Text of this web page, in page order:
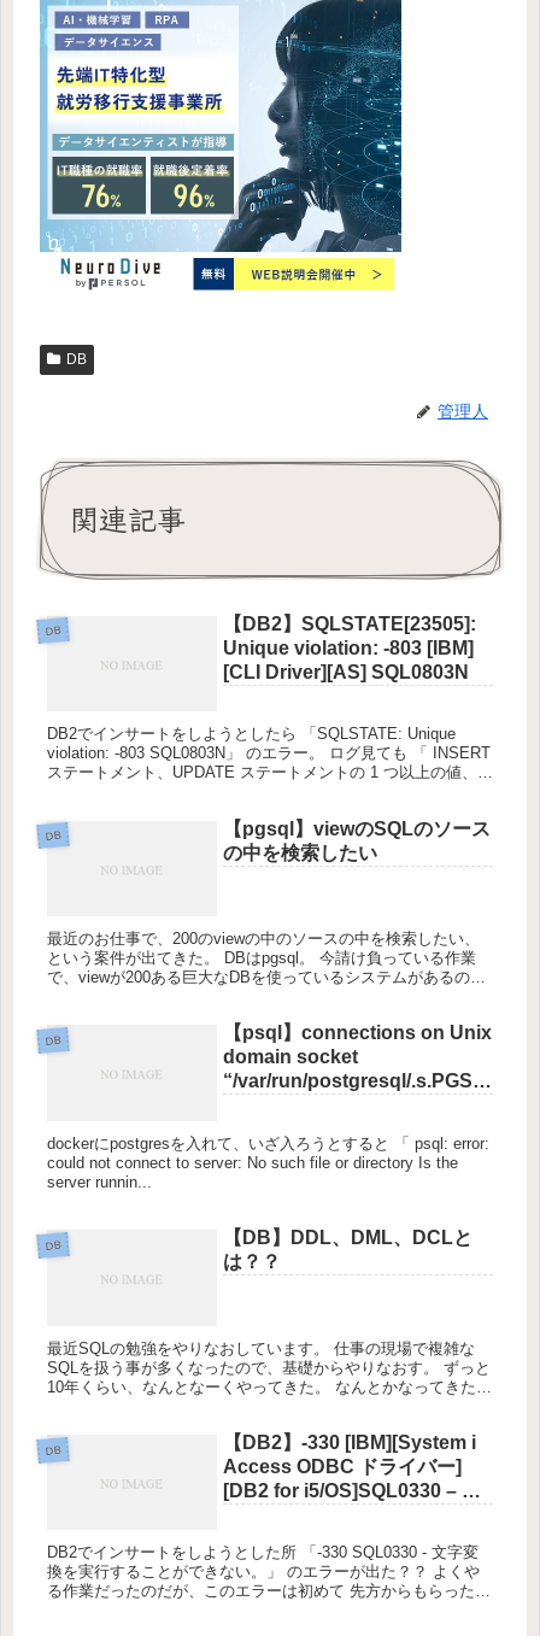
DB
管理人
関連記事
DB
【DB2】SQLSTATE[23505]:
Unique violation: -803 [IBM]
[CLI Driver][AS] SQL0803N
DB2でインサートをしようとしたら 「SQLSTATE: Unique
violation: -803 SQL0803N」 のエラー。 ログ見ても 「 INSERT
ステートメント、UPDATE ステートメントの 1 つ以上の値、
DB
【pgsql】viewのSQLのソース
の中を検索したい
最近のお仕事で、200のviewの中のソースの中を検索したい、
という案件が出てきた。 DBはpgsql。 今請け負っている作業
で、viewが200ある巨大なDBを使っているシステムがあるのだ
DB
【psql】connections on Unix
domain socket
“/var/run/postgresql/.s.PGSQ
dockerにpostgresを入れて、いざ入ろうとすると 「 psql: error:
could not connect to server: No such file or directory Is the
server runnin...
DB
【DB】DDL、DML、DCLと
は？？
最近SQLの勉強をやりなおしています。 仕事の現場で複雑な
SQLを扱う事が多くなったので、基礎からやりなおす。 ずっと
10年くらい、なんとなーくやってきた。 なんとかなってきたん
DB
【DB2】-330 [IBM][System i
Access ODBC ドライバー]
[DB2 for i5/OS]SQL0330 – 文
DB2でインサートをしようとした所 「-330 SQL0330 - 文字変
換を実行することができない。」 のエラーが出た？？ よくや
る作業だったのだが、このエラーは初めて 先方からもらったデ